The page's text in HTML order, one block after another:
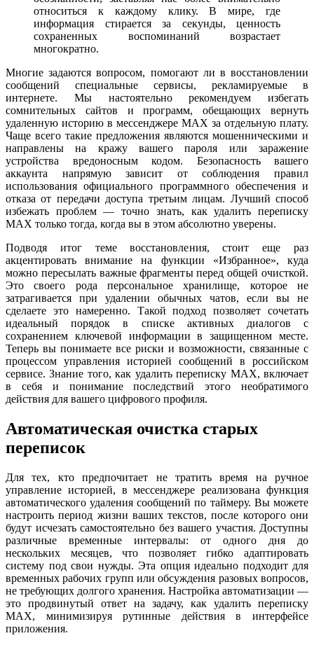
относиться к каждому клику. В мире, где
информация стирается за секунды, ценность
сохраненных воспоминаний возрастает
многократно.
Многие задаются вопросом, помогают ли в восстановлении
сообщений специальные сервисы, рекламируемые в
интернете. Мы настоятельно рекомендуем избегать
сомнительных сайтов и программ, обещающих вернуть
удаленную историю в мессенджере MAX за отдельную плату.
Чаще всего такие предложения являются мошенническими и
направлены на кражу вашего пароля или заражение
устройства вредоносным кодом. Безопасность вашего
аккаунта напрямую зависит от соблюдения правил
использования официального программного обеспечения и
отказа от передачи доступа третьим лицам. Лучший способ
избежать проблем — точно знать, как удалить переписку
MAX только тогда, когда вы в этом абсолютно уверены.
Подводя итог теме восстановления, стоит еще раз
акцентировать внимание на функции «Избранное», куда
можно пересылать важные фрагменты перед общей очисткой.
Это своего рода персональное хранилище, которое не
затрагивается при удалении обычных чатов, если вы не
сделаете это намеренно. Такой подход позволяет сочетать
идеальный порядок в списке активных диалогов с
сохранением ключевой информации в защищенном месте.
Теперь вы понимаете все риски и возможности, связанные с
процессом управления историей сообщений в российском
сервисе. Знание того, как удалить переписку MAX, включает
в себя и понимание последствий этого необратимого
действия для вашего цифрового профиля.
Автоматическая очистка старых
переписок
Для тех, кто предпочитает не тратить время на ручное
управление историей, в мессенджере реализована функция
автоматического удаления сообщений по таймеру. Вы можете
настроить период жизни ваших текстов, после которого они
будут исчезать самостоятельно без вашего участия. Доступны
различные временные интервалы: от одного дня до
нескольких месяцев, что позволяет гибко адаптировать
систему под свои нужды. Эта опция идеально подходит для
временных рабочих групп или обсуждения разовых вопросов,
не требующих долгого хранения. Настройка автоматизации —
это продвинутый ответ на задачу, как удалить переписку
MAX, минимизируя рутинные действия в интерфейсе
приложения.